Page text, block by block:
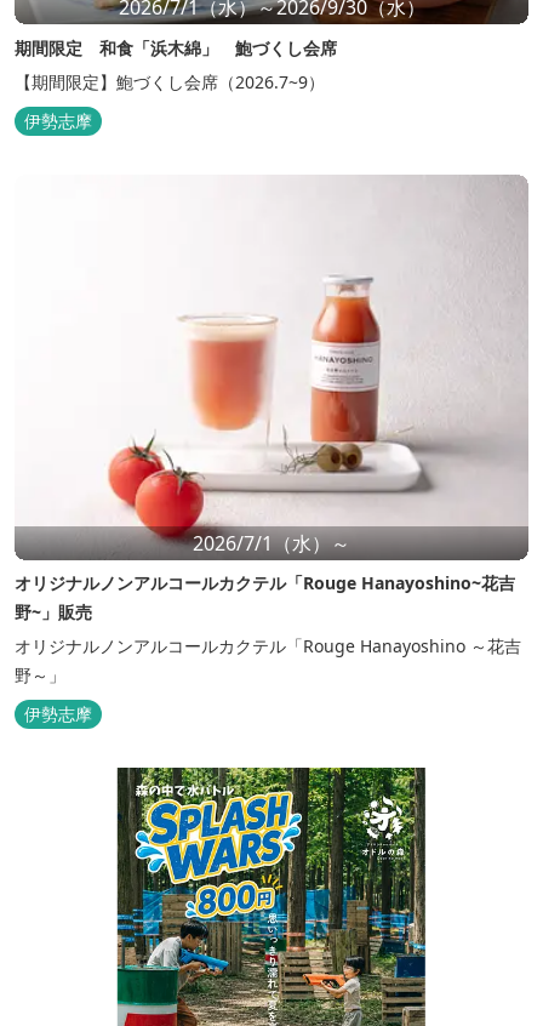
2026/7/1（水）～2026/9/30（水）
期間限定 和食「浜木綿」 鮑づくし会席
【期間限定】鮑づくし会席（2026.7~9）
伊勢志摩
2026/7/1（水）～
オリジナルノンアルコールカクテル「Rouge Hanayoshino~花吉
野~」販売
オリジナルノンアルコールカクテル「Rouge Hanayoshino ～花吉
野～」
伊勢志摩